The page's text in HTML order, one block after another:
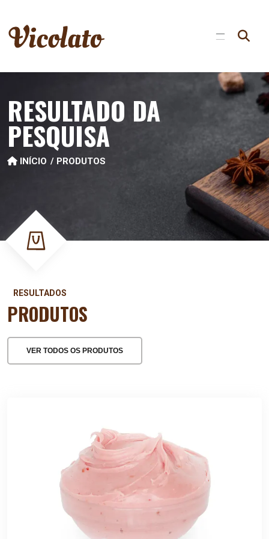
RESULTADO DA
PESQUISA
INÍCIO PRODUTOS
RESULTADOS
PRODUTOS
VER TODOS OS PRODUTOS